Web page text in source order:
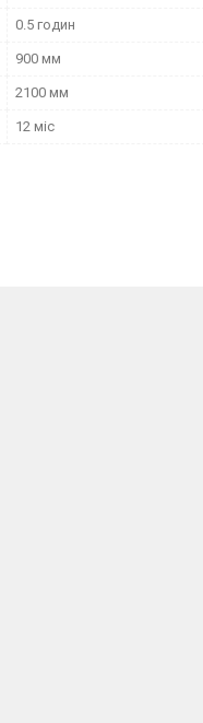
0.5 годин
900 мм
2100 мм
12 міс